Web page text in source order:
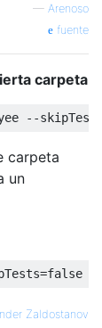
— Arenoso
fuente
carpeta
carpeta
un
Zaldostanov